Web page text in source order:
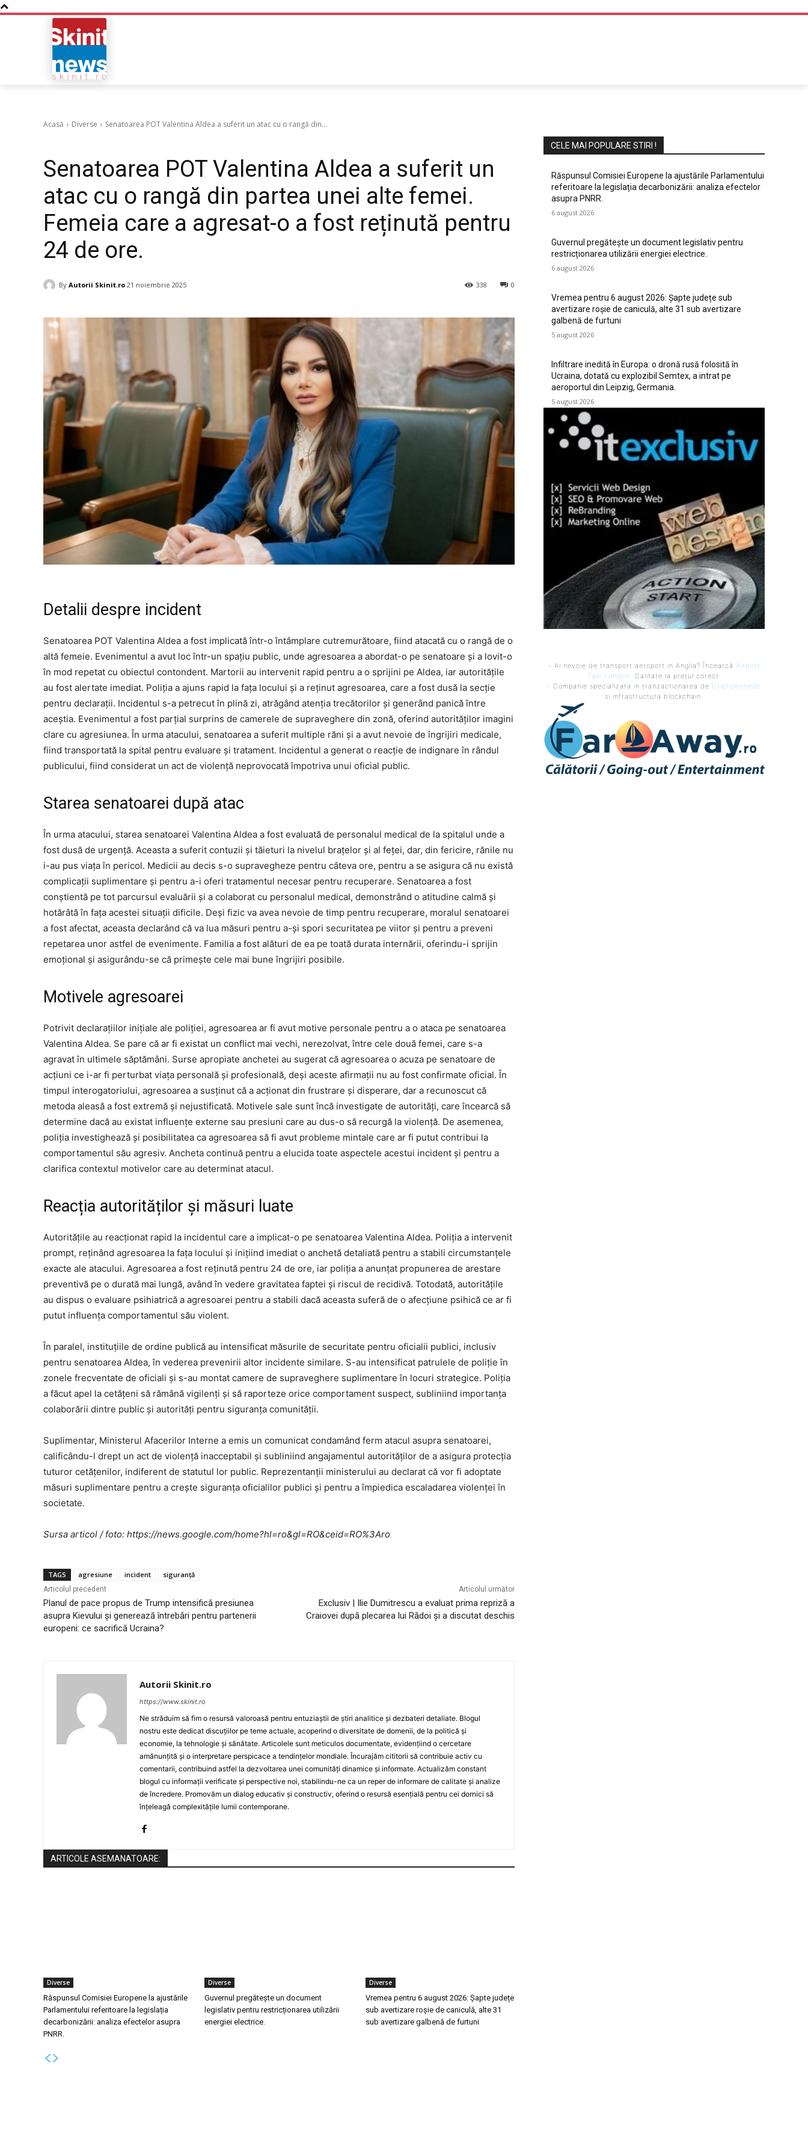
Acasă Diverse Senatoarea POT Valentina Aldea a suferit un atac cu o rangă din...
Senatoarea POT Valentina Aldea a suferit un
atac cu o rangă din partea unei alte femei.
Femeia care a agresat-o a fost reținută pentru
24 de ore.
By Autorii Skinit.ro 21 noiembrie 2025 0
338
Detalii despre incident
Senatoarea POT Valentina Aldea a fost implicată într-o întâmplare cutremurătoare, fiind atacată cu o rangă de o
altă femeie. Evenimentul a avut loc într-un spațiu public, unde agresoarea a abordat-o pe senatoare și a lovit-o
în mod repetat cu obiectul contondent. Martorii au intervenit rapid pentru a o sprijini pe Aldea, iar autoritățile
au fost alertate imediat. Poliția a ajuns rapid la fața locului și a reținut agresoarea, care a fost dusă la secție
pentru declarații. Incidentul s-a petrecut în plină zi, atrăgând atenția trecătorilor și generând panică între
aceștia. Evenimentul a fost parțial surprins de camerele de supraveghere din zonă, oferind autorităților imagini
clare cu agresiunea. În urma atacului, senatoarea a suferit multiple răni și a avut nevoie de îngrijiri medicale,
fiind transportată la spital pentru evaluare și tratament. Incidentul a generat o reacție de indignare în rândul
publicului, fiind considerat un act de violență neprovocată împotriva unui oficial public.
Starea senatoarei după atac
În urma atacului, starea senatoarei Valentina Aldea a fost evaluată de personalul medical de la spitalul unde a
fost dusă de urgență. Aceasta a suferit contuzii și tăieturi la nivelul brațelor și al feței, dar, din fericire, rănile nu
i-au pus viața în pericol. Medicii au decis s-o supravegheze pentru câteva ore, pentru a se asigura că nu există
complicații suplimentare și pentru a-i oferi tratamentul necesar pentru recuperare. Senatoarea a fost
conștientă pe tot parcursul evaluării și a colaborat cu personalul medical, demonstrând o atitudine calmă și
hotărâtă în fața acestei situații dificile. Deși fizic va avea nevoie de timp pentru recuperare, moralul senatoarei
a fost afectat, aceasta declarând că va lua măsuri pentru a-și spori securitatea pe viitor și pentru a preveni
repetarea unor astfel de evenimente. Familia a fost alături de ea pe toată durata internării, oferindu-i sprijin
emoțional și asigurându-se că primește cele mai bune îngrijiri posibile.
Motivele agresoarei
Potrivit declarațiilor inițiale ale poliției, agresoarea ar fi avut motive personale pentru a o ataca pe senatoarea
Valentina Aldea. Se pare că ar fi existat un conflict mai vechi, nerezolvat, între cele două femei, care s-a
agravat în ultimele săptămâni. Surse apropiate anchetei au sugerat că agresoarea o acuza pe senatoare de
acțiuni ce i-ar fi perturbat viața personală și profesională, deși aceste afirmații nu au fost confirmate oficial. În
timpul interogatoriului, agresoarea a susținut că a acționat din frustrare și disperare, dar a recunoscut că
metoda aleasă a fost extremă și nejustificată. Motivele sale sunt încă investigate de autorități, care încearcă să
determine dacă au existat influențe externe sau presiuni care au dus-o să recurgă la violență. De asemenea,
poliția investighează și posibilitatea ca agresoarea să fi avut probleme mintale care ar fi putut contribui la
comportamentul său agresiv. Ancheta continuă pentru a elucida toate aspectele acestui incident și pentru a
clarifica contextul motivelor care au determinat atacul.
Reacția autorităților și măsuri luate
Autoritățile au reacționat rapid la incidentul care a implicat-o pe senatoarea Valentina Aldea. Poliția a intervenit
prompt, reținând agresoarea la fața locului și inițiind imediat o anchetă detaliată pentru a stabili circumstanțele
exacte ale atacului. Agresoarea a fost reținută pentru 24 de ore, iar poliția a anunțat propunerea de arestare
preventivă pe o durată mai lungă, având în vedere gravitatea faptei și riscul de recidivă. Totodată, autoritățile
au dispus o evaluare psihiatrică a agresoarei pentru a stabili dacă aceasta suferă de o afecțiune psihică ce ar fi
putut influența comportamentul său violent.
În paralel, instituțiile de ordine publică au intensificat măsurile de securitate pentru oficialii publici, inclusiv
pentru senatoarea Aldea, în vederea prevenirii altor incidente similare. S-au intensificat patrulele de poliție în
zonele frecventate de oficiali și s-au montat camere de supraveghere suplimentare în locuri strategice. Poliția
a făcut apel la cetățeni să rămână vigilenți și să raporteze orice comportament suspect, subliniind importanța
colaborării dintre public și autorități pentru siguranța comunității.
Suplimentar, Ministerul Afacerilor Interne a emis un comunicat condamând ferm atacul asupra senatoarei,
calificându-l drept un act de violență inacceptabil și subliniind angajamentul autorităților de a asigura protecția
tuturor cetățenilor, indiferent de statutul lor public. Reprezentanții ministerului au declarat că vor fi adoptate
măsuri suplimentare pentru a crește siguranța oficialilor publici și pentru a împiedica escaladarea violenței în
societate.
Sursa articol / foto: https://news.google.com/home?hl=ro&gl=RO&ceid=RO%3Aro
TAGS agresiune incident siguranță
Articolul precedent
Planul de pace propus de Trump intensifică presiunea
asupra Kievului și generează întrebări pentru partenerii
europeni: ce sacrifică Ucraina?
Articolul următor
Exclusiv | Ilie Dumitrescu a evaluat prima repriză a
Craiovei după plecarea lui Rădoi și a discutat deschis
Autorii Skinit.ro
https://www.skinit.ro
Ne străduim să fim o resursă valoroasă pentru entuziaștii de știri analitice și dezbateri detaliate. Blogul
nostru este dedicat discuțiilor pe teme actuale, acoperind o diversitate de domenii, de la politică și
economie, la tehnologie și sănătate. Articolele sunt meticulos documentate, evidențiind o cercetare
amănunțită și o interpretare perspicace a tendințelor mondiale. Încurajăm cititorii să contribuie activ cu
comentarii, contribuind astfel la dezvoltarea unei comunități dinamice și informate. Actualizăm constant
blogul cu informații verificate și perspective noi, stabilindu-ne ca un reper de informare de calitate și analize
de încredere. Promovăm un dialog educativ și constructiv, oferind o resursă esențială pentru cei dornici să
înțeleagă complexitățile lumii contemporane.
ARTICOLE ASEMANATOARE:
Diverse
Răspunsul Comisiei Europene la ajustările
Parlamentului referitoare la legislația
decarbonizării: analiza efectelor asupra
PNRR.
Diverse
Guvernul pregătește un document
legislativ pentru restricționarea utilizării
energiei electrice.
Diverse
Vremea pentru 6 august 2026: Șapte județe
sub avertizare roșie de caniculă, alte 31
sub avertizare galbenă de furtuni
CELE MAI POPULARE STIRI !
Răspunsul Comisiei Europene la ajustările Parlamentului
referitoare la legislația decarbonizării: analiza efectelor
asupra PNRR.
6 august 2026
Guvernul pregătește un document legislativ pentru
restricționarea utilizării energiei electrice.
6 august 2026
Vremea pentru 6 august 2026: Șapte județe sub
avertizare roșie de caniculă, alte 31 sub avertizare
galbenă de furtuni
5 august 2026
Infiltrare inedită în Europa: o dronă rusă folosită în
Ucraina, dotată cu explozibil Semtex, a intrat pe
aeroportul din Leipzig, Germania.
5 august 2026
- Ai nevoie de transport aeroport in Anglia? Încearcă Airport
Taxi London. Calitate la prețul corect.
- Companie specializata in tranzactionarea de Criptomonede
si infrastructura blockchain.